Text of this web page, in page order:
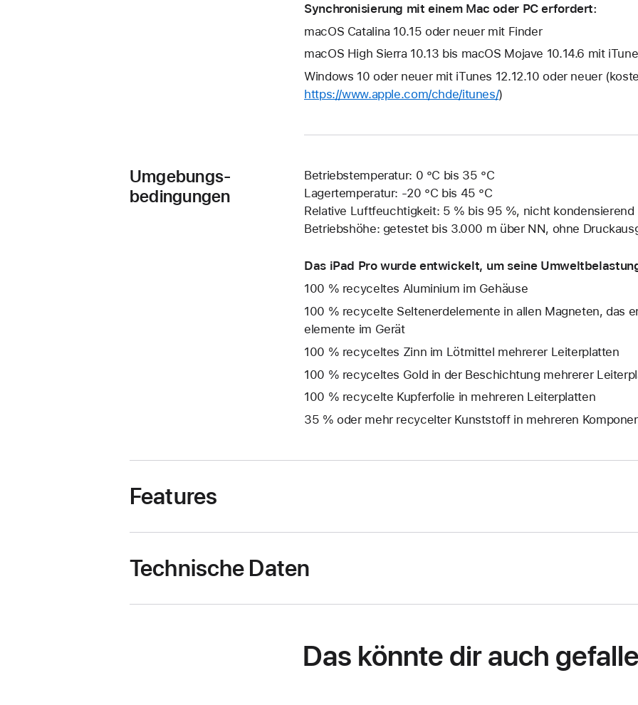
Synchronisierung mit einem Mac oder PC erfordert:
macOS Catalina 10.15 oder neuer mit Finder
macOS High Sierra 10.13 bis macOS Mojave 10.14.6 mit
Windows 10 oder neuer mit iTunes 12.12.10 oder neuer
https://www.apple.com/chde/itunes/)
Umgebungs-
bedingungen
Betriebstemperatur: 0 °C bis 35 °C
Lagertemperatur: ‑20 °C bis 45 °C
Relative Luftfeuchtigkeit: 5 % bis 95 %, nicht kondensierend
Betriebshöhe: getestet bis 3.000 m über NN, ohne
Das iPad Pro wurde entwickelt, um seine
100 % recyceltes Aluminium im Gehäuse
100 % recycelte Seltenerd­elemente in allen Magneten, das
elemente im Gerät
100 % recyceltes Zinn im Lötmittel mehrerer Leiterplatten
100 % recyceltes Gold in der Beschichtung mehrerer
100 % recycelte Kupferfolie in mehreren Leiterplatten
35 % oder mehr recycelter Kunststoff in mehreren
Features
Technische Daten
Das könnte dir auch